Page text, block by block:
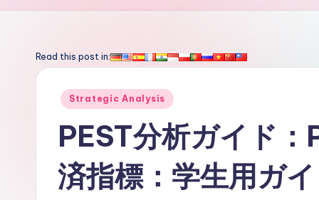
e
Read this post in:
Posted
Strategic Analysis
PEST分析ガイド
済指標：学生用ガ